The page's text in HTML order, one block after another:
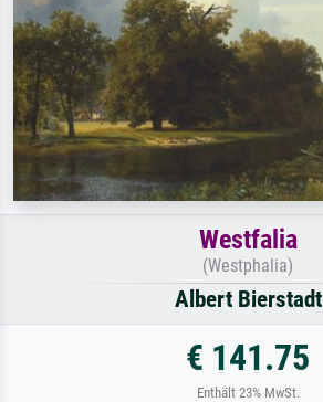
Westfalia
(Westphalia)
Albert Bierstadt
€ 141.75
Enthält 23% MwSt.